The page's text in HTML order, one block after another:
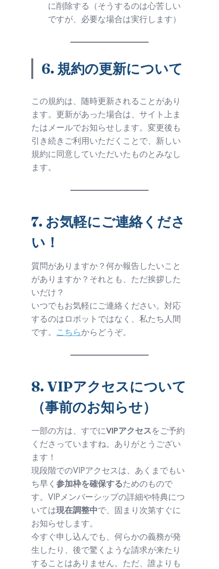
に削除する（そうするのは心苦しい
ですが、必要な場合は実行します）
6. 規約の更新について
この規約は、随時更新されることがあり
ます。更新があった場合は、サイト上ま
たはメールでお知らせします。変更後も
引き続きご利用いただくことで、新しい
規約に同意していただいたものとみなし
ます。
7. お気軽にご連絡くださ
い！
質問がありますか？何か報告したいこと
がありますか？それとも、ただ挨拶した
いだけ？
いつでもお気軽にご連絡ください。対応
するのはロボットではなく、私たち人間
です。 こちらからどうぞ。
8. VIPアクセスについて
（事前のお知らせ）
一部の方は、すでにVIPアクセスをご予約
くださっていますね。ありがとうござい
ます！
現段階でのVIPアクセスは、あくまでもい
ち早く 参加枠を確保するためのもので
す。VIPメンバーシップの詳細や特典につ
いては現在調整中で、固まり次第すぐに
お知らせします。
今すぐ申し込んでも、何らかの義務が発
生したり、後で驚くような請求が来たり
することはありません。ただ、誰よりも